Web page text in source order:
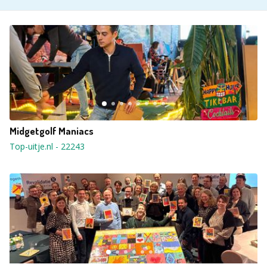
Midgetgolf Maniacs
Top-uitje.nl - 22243